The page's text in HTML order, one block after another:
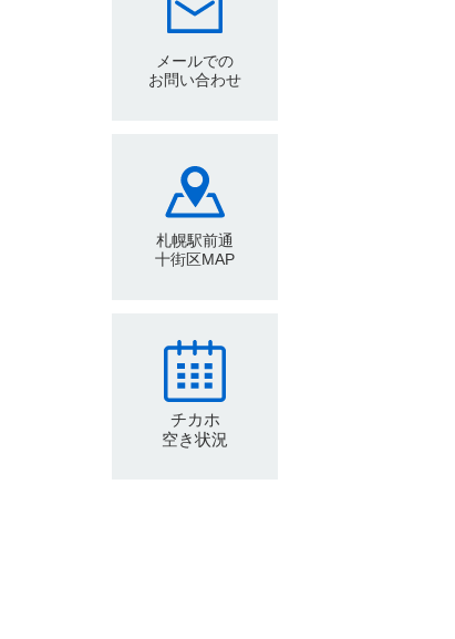
メールでの
お問い合わせ
札幌駅前通
十街区MAP
チカホ
空き状況